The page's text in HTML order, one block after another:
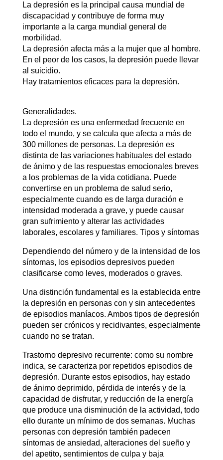
La depresión es la principal causa mundial de
discapacidad y contribuye de forma muy
importante a la carga mundial general de
morbilidad.
La depresión afecta más a la mujer que al hombre.
En el peor de los casos, la depresión puede llevar
al suicidio.
Hay tratamientos eficaces para la depresión.
Generalidades.
La depresión es una enfermedad frecuente en
todo el mundo, y se calcula que afecta a más de
300 millones de personas. La depresión es
distinta de las variaciones habituales del estado
de ánimo y de las respuestas emocionales breves
a los problemas de la vida cotidiana. Puede
convertirse en un problema de salud serio,
especialmente cuando es de larga duración e
intensidad moderada a grave, y puede causar
gran sufrimiento y alterar las actividades
laborales, escolares y familiares. Tipos y síntomas
Dependiendo del número y de la intensidad de los
síntomas, los episodios depresivos pueden
clasificarse como leves, moderados o graves.
Una distinción fundamental es la establecida entre
la depresión en personas con y sin antecedentes
de episodios maníacos. Ambos tipos de depresión
pueden ser crónicos y recidivantes, especialmente
cuando no se tratan.
Trastorno depresivo recurrente: como su nombre
indica, se caracteriza por repetidos episodios de
depresión. Durante estos episodios, hay estado
de ánimo deprimido, pérdida de interés y de la
capacidad de disfrutar, y reducción de la energía
que produce una disminución de la actividad, todo
ello durante un mínimo de dos semanas. Muchas
personas con depresión también padecen
síntomas de ansiedad, alteraciones del sueño y
del apetito, sentimientos de culpa y baja